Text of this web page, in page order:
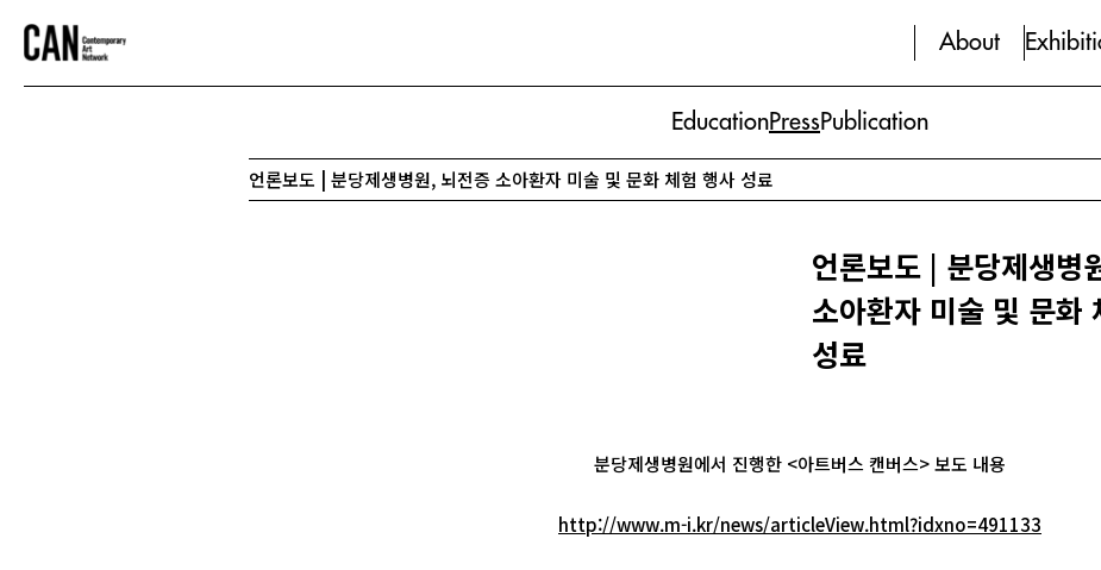
About
EducationPressPublication
언론보도 | 분당제생병원, 뇌전증 소아환자 미술 및 문화 체험 행사 성료
언론보도 | 분당제생병
소아환자 미술 및 문화
성료
분당제생병원에서 진행한 <아트버스 캔버스> 보도 내용
http://www.m-i.kr/news/articleView.html?idxno=491133